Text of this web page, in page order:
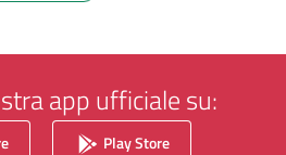
app ufficiale su:
Play Store